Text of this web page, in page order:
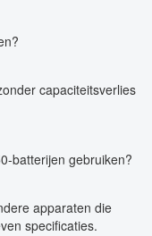
capaciteitsverlies
batterijen gebruiken?
apparaten die
specificaties.